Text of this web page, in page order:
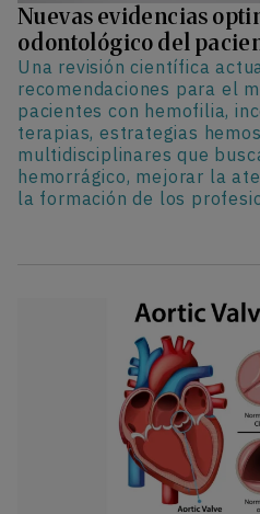
Nuevas evidencias
odontológico del
Una revisión científica
recomendaciones para el
pacientes con hemofilia,
terapias, estrategias
multidisciplinares que
hemorrágico, mejorar la
la formación de los